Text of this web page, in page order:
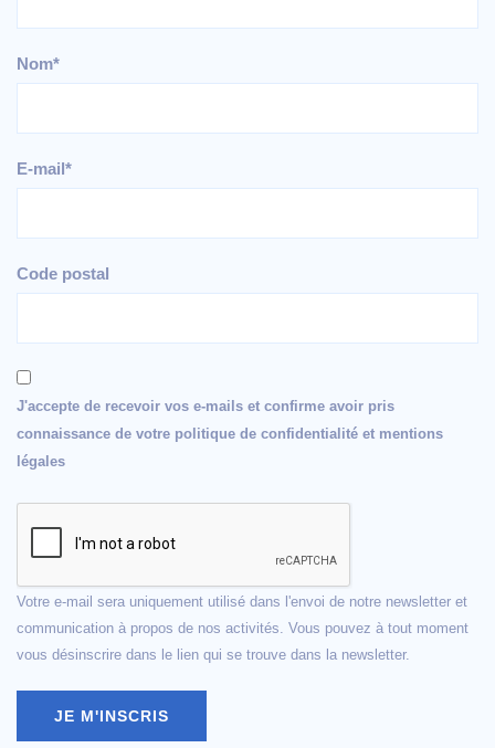
Nom*
E-mail*
Code postal
J'accepte de recevoir vos e-mails et confirme avoir pris
connaissance de votre politique de confidentialité et mentions
légales
Votre e-mail sera uniquement utilisé dans l'envoi de notre newsletter et
communication à propos de nos activités. Vous pouvez à tout moment
vous désinscrire dans le lien qui se trouve dans la newsletter.